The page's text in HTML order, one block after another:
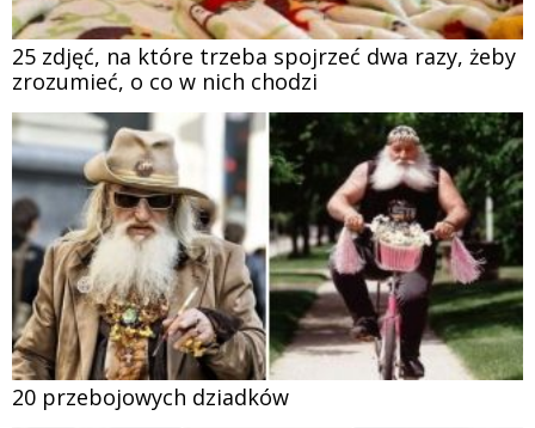
25 zdjęć, na które trzeba spojrzeć dwa razy, żeby
zrozumieć, o co w nich chodzi
20 przebojowych dziadków